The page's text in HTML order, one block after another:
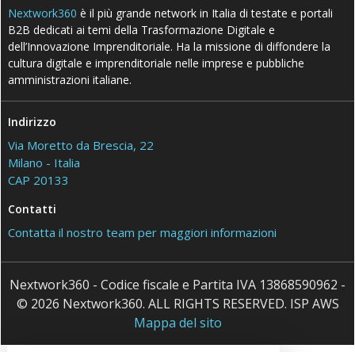
Nextwork360 è il più grande network in Italia di testate e portali
B2B dedicati ai temi della Trasformazione Digitale e
dell’Innovazione Imprenditoriale. Ha la missione di diffondere la
cultura digitale e imprenditoriale nelle imprese e pubbliche
amministrazioni italiane.
Indirizzo
Via Moretto da Brescia, 22
Milano - Italia
CAP 20133
Contatti
Contatta il nostro team per maggiori informazioni
Nextwork360 - Codice fiscale e Partita IVA 13868590962 -
© 2026 Nextwork360. ALL RIGHTS RESERVED. ISP AWS
Mappa del sito